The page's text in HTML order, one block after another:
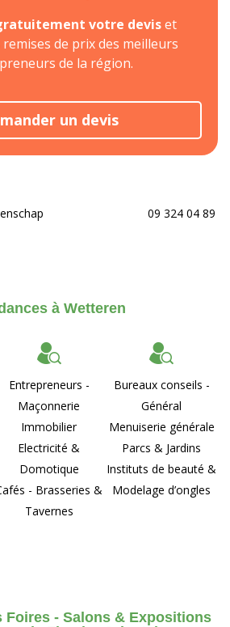
votre deviset
de prix des meilleurs
de la région.
un devis
09 324 04 89
à Wetteren
Entrepreneurs -
Maçonnerie
Immobilier
Electricité &
Domotique
- Brasseries &
Tavernes
Bureaux conseils -
Général
Menuiserie générale
Parcs & Jardins
Instituts de beauté &
Modelage d’ongles
Foires - Salons & Expositions